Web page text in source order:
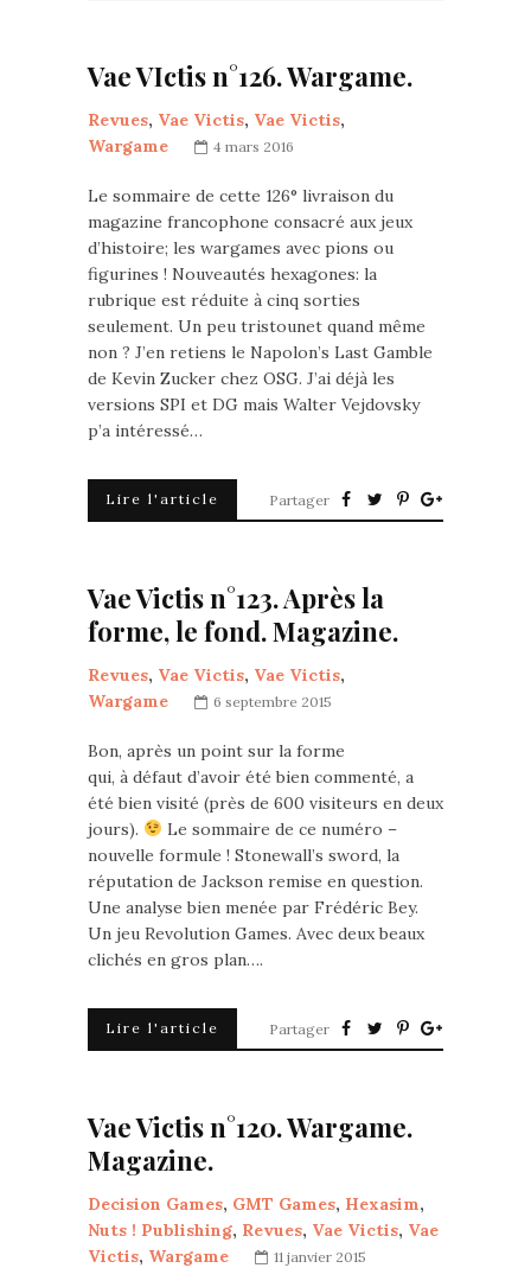
Vae VIctis n°126. Wargame.
Revues, Vae Victis, Vae Victis,
Wargame
4 mars 2016
Le sommaire de cette 126° livraison du
magazine francophone consacré aux jeux
d’histoire; les wargames avec pions ou
figurines ! Nouveautés hexagones: la
rubrique est réduite à cinq sorties
seulement. Un peu tristounet quand même
non ? J’en retiens le Napolon’s Last Gamble
de Kevin Zucker chez OSG. J’ai déjà les
versions SPI et DG mais Walter Vejdovsky
p’a intéressé…
Lire l'article Partager
Vae Victis n°123. Après la
forme, le fond. Magazine.
Revues, Vae Victis, Vae Victis,
Wargame
6 septembre 2015
Bon, après un point sur la forme
qui, à défaut d’avoir été bien commenté, a
été bien visité (près de 600 visiteurs en deux
jours).
Le sommaire de ce numéro –
nouvelle formule ! Stonewall’s sword, la
réputation de Jackson remise en question.
Une analyse bien menée par Frédéric Bey.
Un jeu Revolution Games. Avec deux beaux
clichés en gros plan….
Lire l'article Partager
Vae Victis n°120. Wargame.
Magazine.
Decision Games, GMT Games, Hexasim,
Nuts ! Publishing, Revues, Vae Victis, Vae
Victis, Wargame 11 janvier 2015